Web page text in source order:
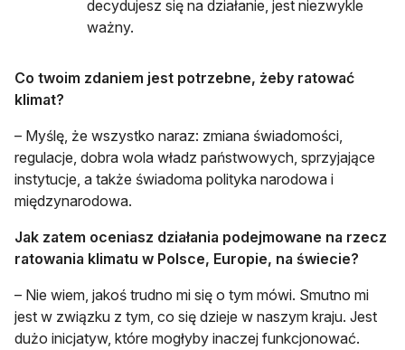
decydujesz się na działanie, jest niezwykle
ważny.
Co twoim zdaniem jest potrzebne, żeby ratować
klimat?
– Myślę, że wszystko naraz: zmiana świadomości,
regulacje, dobra wola władz państwowych, sprzyjające
instytucje, a także świadoma polityka narodowa i
międzynarodowa.
Jak zatem oceniasz działania podejmowane na rzecz
ratowania klimatu w Polsce, Europie, na świecie?
– Nie wiem, jakoś trudno mi się o tym mówi. Smutno mi
jest w związku z tym, co się dzieje w naszym kraju. Jest
dużo inicjatyw, które mogłyby inaczej funkcjonować.